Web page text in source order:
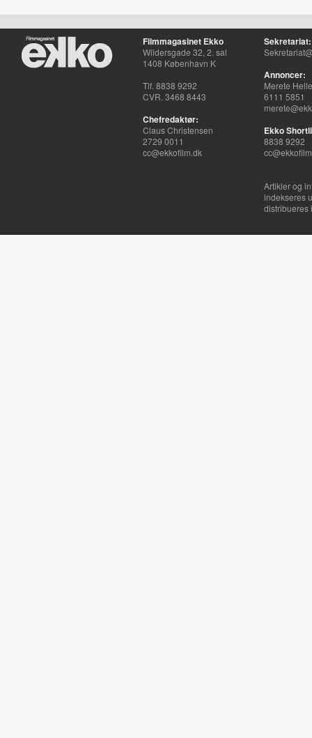
Filmmagasinet Ekko
Wildersgade 32, 2. sal
1408 København K
Tlf. 8838 9292
CVR. 3468 8443
Chefredaktør:
Claus Christensen
2729 0011
cc@ekkofilm.dk
Sekretariat:
Annoncer:
Merete
6111 5851
Ekko
8838 9292
Artikler og
indekseres
distribueres